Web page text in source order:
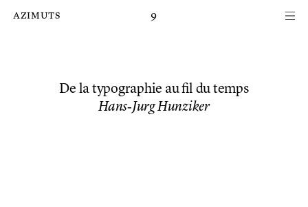
azimuts 9
De la typographie au fil du temps
Hans‑Jurg Hunziker